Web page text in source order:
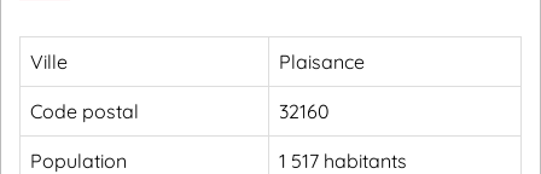
Ville Plaisance
Code postal 32160
Population 1 517 habitants